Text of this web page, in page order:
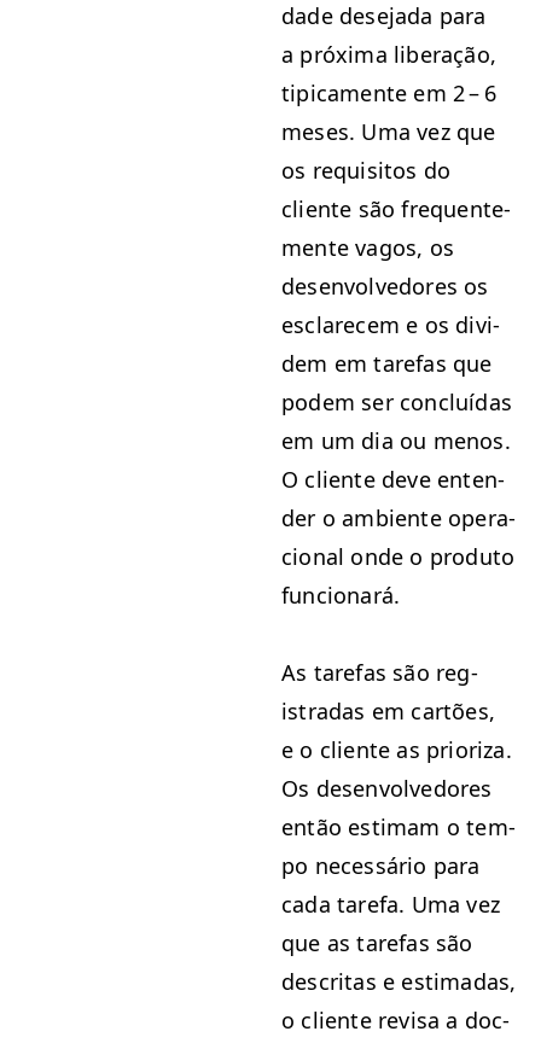
dade dese­ja­da para
a próx­i­ma lib­er­ação,
tipi­ca­mente em 2 – 6
meses. Uma vez que
os req­ui­si­tos do
cliente são fre­quente­
mente vagos, os
desen­volve­dores os
esclare­cem e os divi­
dem em tare­fas que
podem ser con­cluí­das
em um dia ou menos.
O cliente deve enten­
der o ambi­ente opera­
cional onde o pro­du­to
fun­cionará.
As tare­fas são reg­
istradas em cartões,
e o cliente as pri­or­iza.
Os desen­volve­dores
então esti­mam o tem­
po necessário para
cada tare­fa. Uma vez
que as tare­fas são
descritas e esti­madas,
o cliente revisa a doc­